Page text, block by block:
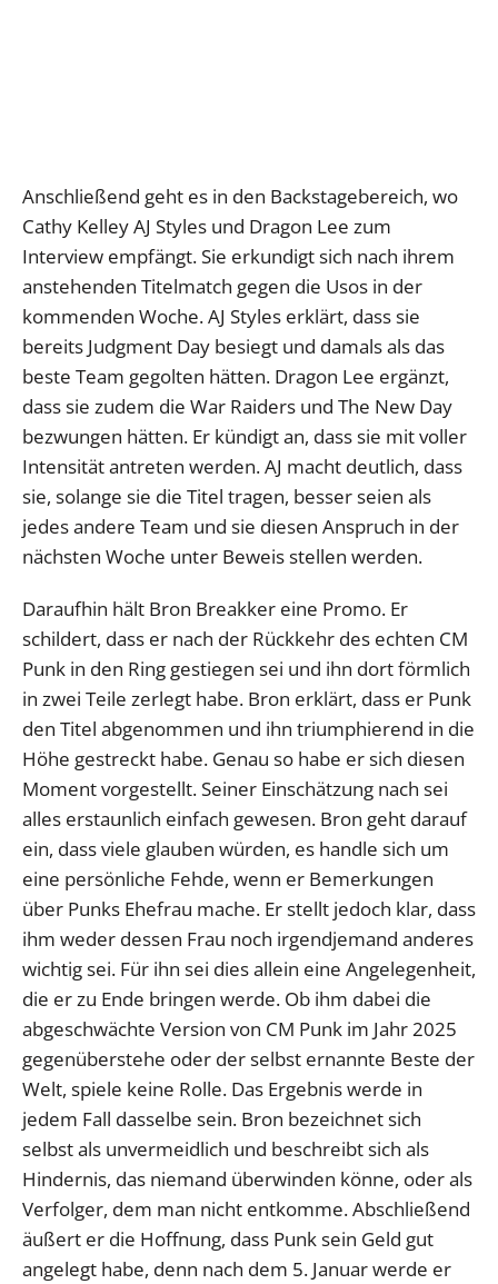
Anschließend geht es in den Backstagebereich, wo
Cathy Kelley AJ Styles und Dragon Lee zum
Interview empfängt. Sie erkundigt sich nach ihrem
anstehenden Titelmatch gegen die Usos in der
kommenden Woche. AJ Styles erklärt, dass sie
bereits Judgment Day besiegt und damals als das
beste Team gegolten hätten. Dragon Lee ergänzt,
dass sie zudem die War Raiders und The New Day
bezwungen hätten. Er kündigt an, dass sie mit voller
Intensität antreten werden. AJ macht deutlich, dass
sie, solange sie die Titel tragen, besser seien als
jedes andere Team und sie diesen Anspruch in der
nächsten Woche unter Beweis stellen werden.
Daraufhin hält Bron Breakker eine Promo. Er
schildert, dass er nach der Rückkehr des echten CM
Punk in den Ring gestiegen sei und ihn dort förmlich
in zwei Teile zerlegt habe. Bron erklärt, dass er Punk
den Titel abgenommen und ihn triumphierend in die
Höhe gestreckt habe. Genau so habe er sich diesen
Moment vorgestellt. Seiner Einschätzung nach sei
alles erstaunlich einfach gewesen. Bron geht darauf
ein, dass viele glauben würden, es handle sich um
eine persönliche Fehde, wenn er Bemerkungen
über Punks Ehefrau mache. Er stellt jedoch klar, dass
ihm weder dessen Frau noch irgendjemand anderes
wichtig sei. Für ihn sei dies allein eine Angelegenheit,
die er zu Ende bringen werde. Ob ihm dabei die
abgeschwächte Version von CM Punk im Jahr 2025
gegenüberstehe oder der selbst ernannte Beste der
Welt, spiele keine Rolle. Das Ergebnis werde in
jedem Fall dasselbe sein. Bron bezeichnet sich
selbst als unvermeidlich und beschreibt sich als
Hindernis, das niemand überwinden könne, oder als
Verfolger, dem man nicht entkomme. Abschließend
äußert er die Hoffnung, dass Punk sein Geld gut
angelegt habe, denn nach dem 5. Januar werde er